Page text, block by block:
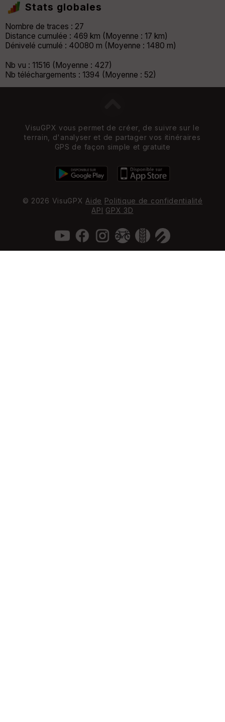
Stats globales
Nombre de traces : 27
Distance cumulée : 469 km (Moyenne : 17 km)
Dénivelé cumulé : 40080 m (Moyenne : 1480 m)
Nb vu : 11516 (Moyenne : 427)
Nb téléchargements : 1394 (Moyenne : 52)
VisuGPX vous permet de créer, de suivre sur le
terrain, d'analyser et de partager vos itinéraires
GPS de façon simple et gratuite
© 2026 VisuGPX Aide Politique de confidentialité
API GPX 3D